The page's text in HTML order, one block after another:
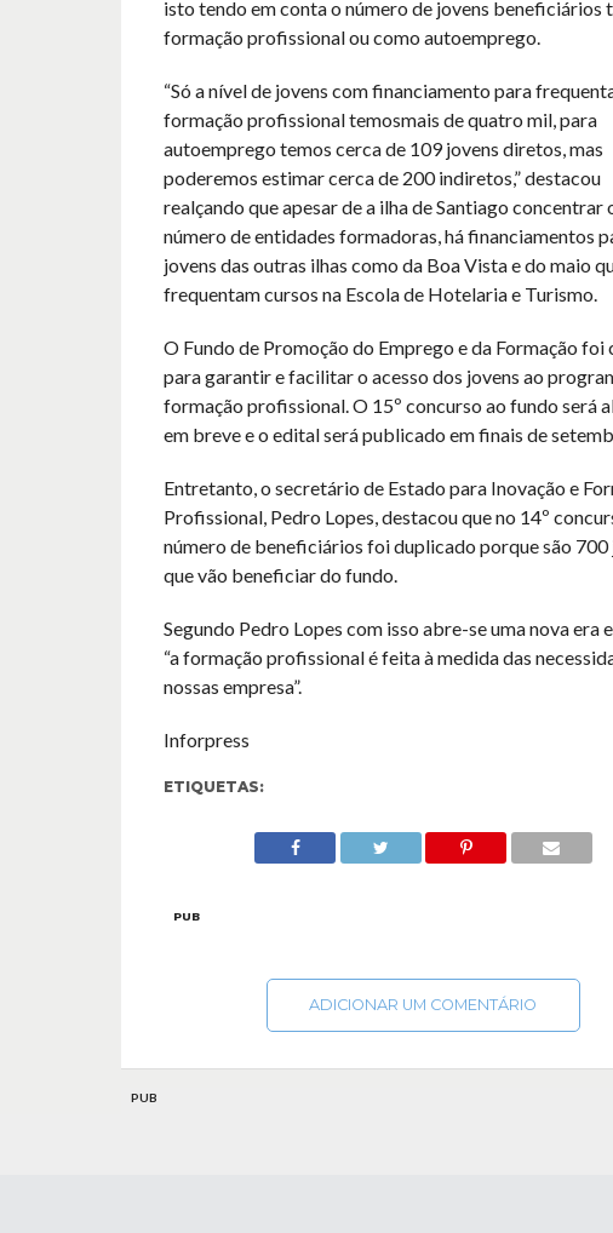
isto tendo em conta o número de jovens beneficiários
formação profissional ou como autoemprego.
“Só a nível de jovens com financiamento para
formação profissional temosmais de quatro mil, para
autoemprego temos cerca de 109 jovens diretos, mas
poderemos estimar cerca de 200 indiretos,” destacou
realçando que apesar de a ilha de Santiago concentrar
número de entidades formadoras, há financiamentos
jovens das outras ilhas como da Boa Vista e do maio
frequentam cursos na Escola de Hotelaria e Turismo.
O Fundo de Promoção do Emprego e da Formação foi
para garantir e facilitar o acesso dos jovens ao
formação profissional. O 15º concurso ao fundo será
em breve e o edital será publicado em finais de
Entretanto, o secretário de Estado para Inovação e
Profissional, Pedro Lopes, destacou que no 14º
número de beneficiários foi duplicado porque são 700
que vão beneficiar do fundo.
Segundo Pedro Lopes com isso abre-se uma nova era
“a formação profissional é feita à medida das
nossas empresa”.
Inforpress
ETIQUETAS:
PUB
ADICIONAR UM COMENTÁRIO
PUB